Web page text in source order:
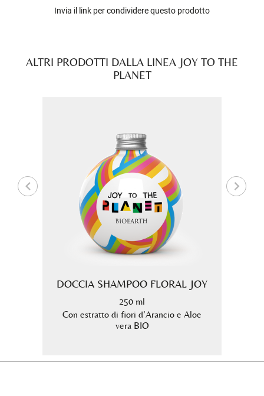
Invia il link per condividere questo prodotto
ALTRI PRODOTTI DALLA LINEA JOY TO THE
PLANET
DOCCIA SHAMPOO FLORAL JOY
250 ml
Con estratto di fiori d’Arancio e Aloe
vera BIO